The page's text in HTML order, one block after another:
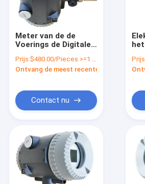
Producten
Over ons
Meter van de de
Voerings de Digitale
van PTFE PVF voor
Geneeskundegebied
Prijs:$480.00/Pieces >=1 Pieces
Ontvang de meest recente Prijs
Contact nu